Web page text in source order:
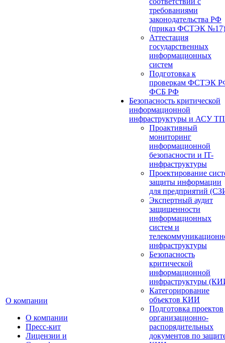
О компании
О компании
Пресс-кит
Лицензии и
требованиями
законодательства РФ
(приказ ФСТЭК №17)
Аттестация
государственных
информационных
систем
Подготовка к
проверкам ФСТЭК
ФСБ РФ
Безопасность критической
информационной
инфраструктуры и АСУ ТП
Проактивный
мониторинг
информационной
безопасности и IT-
инфраструктуры
Проектирование
защиты информации
для предприятий
Экспертный аудит
защищенности
информационных
систем и
инфраструктуры
Безопасность
критической
информационной
инфраструктуры
Категорирование
объектов КИИ
Подготовка проектов
организационно-
распорядительных
документов по